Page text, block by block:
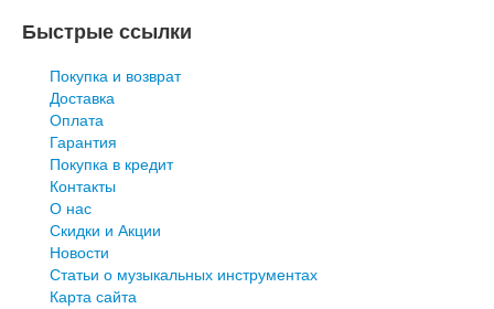
Быстрые ссылки
Покупка и возврат
Доставка
Оплата
Гарантия
Покупка в кредит
Контакты
О нас
Скидки и Акции
Новости
Статьи о музыкальных инструментах
Карта сайта